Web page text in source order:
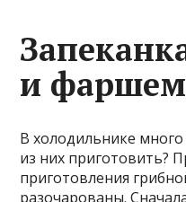
и фаршем
В холодильнике
из них приготовить?
приготовления
разочарованы.